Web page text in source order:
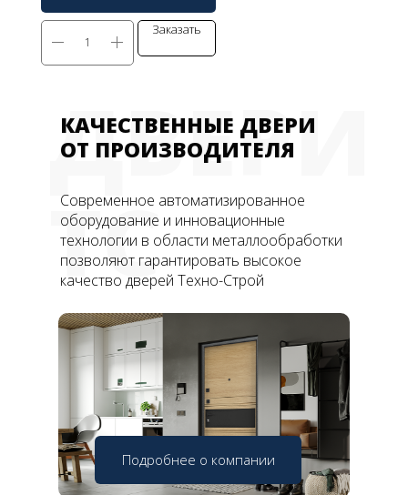
Заказать
ДВЕРИ
ТС
КАЧЕСТВЕННЫЕ ДВЕРИ
ОТ ПРОИЗВОДИТЕЛЯ
Подробнее о компании
Современное автоматизированное
оборудование и инновационные
технологии в области металлообработки
позволяют гарантировать высокое
качество дверей Техно-Строй